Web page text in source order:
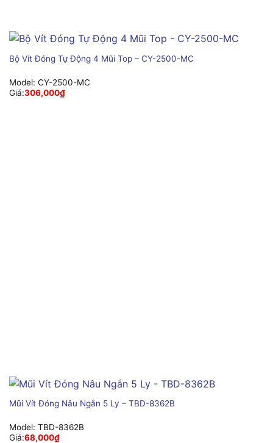
Bộ Vít Đóng Tự Động 4 Mũi Top – CY-2500-MC
Model: CY-2500-MC
Giá:306,000₫
Mũi Vít Đóng Nâu Ngắn 5 Ly – TBD-8362B
Model: TBD-8362B
Giá:68,000₫